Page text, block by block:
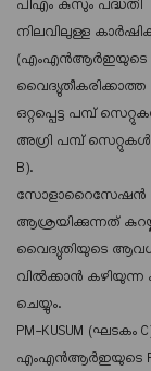
പിഎം കുസും പദ്ധതി
നിലവിലുള്ള
(എംഎൻആർഇയുടെ
ഒറ്റപ്പെട്ട പമ്പ്
അഗ്രി പമ്പ് സെറ്റുകൾ
B).
സോളാറൈസേഷൻ ഈ
ആശ്രയിക്കുന്നത്
വൈദ്യുതിയുടെ
വിൽക്കാൻ
ചെയ്യും.
PM-KUSUM (ഘടകം
എംഎൻആർഇയുടെ